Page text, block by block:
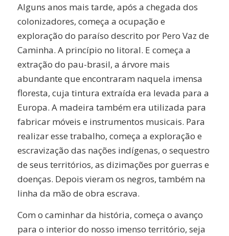
Alguns anos mais tarde, após a chegada dos
colonizadores, começa a ocupação e
exploração do paraíso descrito por Pero Vaz de
Caminha. A princípio no litoral. E começa a
extração do pau-brasil, a árvore mais
abundante que encontraram naquela imensa
floresta, cuja tintura extraída era levada para a
Europa. A madeira também era utilizada para
fabricar móveis e instrumentos musicais. Para
realizar esse trabalho, começa a exploração e
escravização das nações indígenas, o sequestro
de seus territórios, as dizimações por guerras e
doenças. Depois vieram os negros, também na
linha da mão de obra escrava.
Com o caminhar da história, começa o avanço
para o interior do nosso imenso território, seja